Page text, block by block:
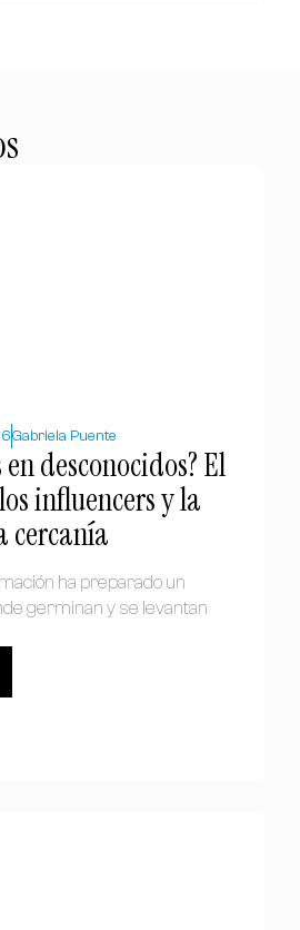
Gabriela Puente
desconocidos? El
influencers y la
cercanía
ha preparado un
germinan y se levantan